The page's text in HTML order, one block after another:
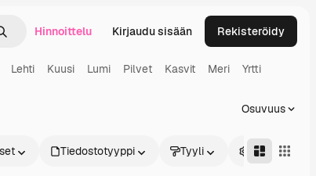
perusteella
Haku Hinnoittelu Kirjaudu sisään Rekisteröidy
Lehti Kuusi Lumi Pilvet Kasvit Meri Yrtti
Osuvuus
Tiedostotyyppi Tyyli Edistynyt